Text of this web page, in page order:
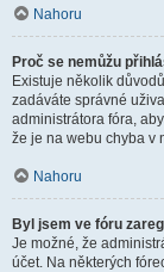
Nahoru
Proč se nemůžu
Existuje několik
zadáváte správné
administrátora fóra,
že je na webu chyba v
Nahoru
Byl jsem ve fóru
Je možné, že
účet. Na některých